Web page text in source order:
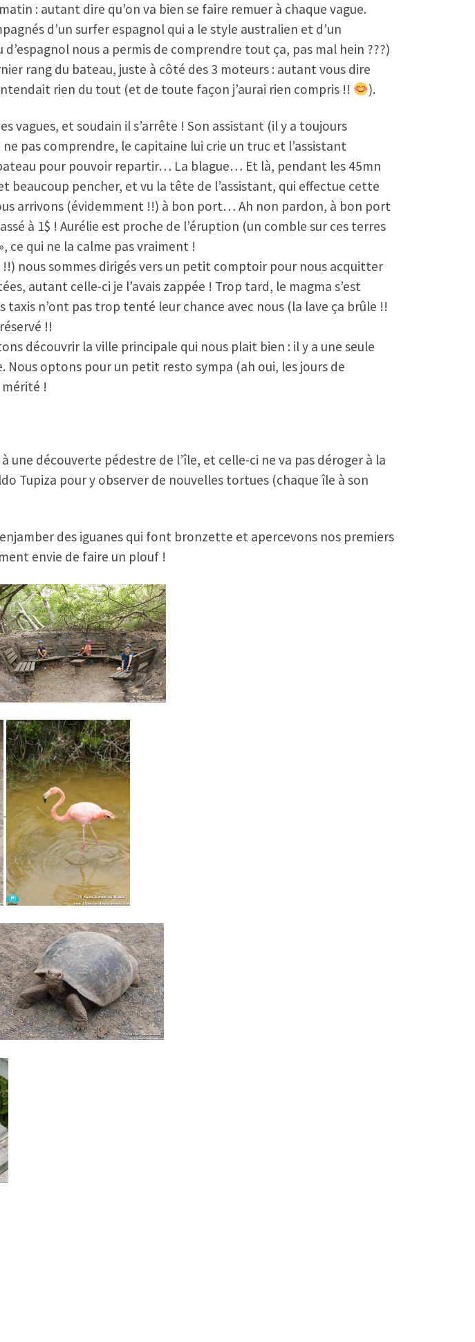
: autant dire qu’on va bien se faire remuer à chaque vague.
d’un surfer espagnol qui a le style australien et d’un
nous a permis de comprendre tout ça, pas mal hein ???)
rang du bateau, juste à côté des 3 moteurs : autant vous dire
rien du tout (et de toute façon j’aurai rien compris !!
).
vagues, et soudain il s’arrête ! Son assistant (il y a toujours
ne pas comprendre, le capitaine lui crie un truc et l’assistant
pour pouvoir repartir… La blague… Et là, pendant les 45mn
beaucoup pencher, et vu la tête de l’assistant, qui effectue cette
arrivons (évidemment !!) à bon port… Ah non pardon, à bon port
à 1$ ! Aurélie est proche de l’éruption (un comble sur ces terres
ce qui ne la calme pas vraiment !
nous sommes dirigés vers un petit comptoir pour nous acquitter
autant celle-ci je l’avais zappée ! Trop tard, le magma s’est
n’ont pas trop tenté leur chance avec nous (la lave ça brûle !!
!!
découvrir la ville principale qui nous plait bien : il y a une seule
optons pour un petit resto sympa (ah oui, les jours de
!
découverte pédestre de l’île, et celle-ci ne va pas déroger à la
Tupiza pour y observer de nouvelles tortues (chaque île à son
des iguanes qui font bronzette et apercevons nos premiers
envie de faire un plouf !